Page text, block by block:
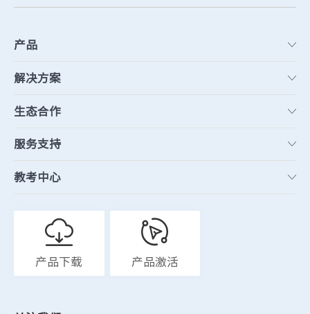
产品
解决方案
生态合作
服务支持
教考中心
产品下载 产品激活